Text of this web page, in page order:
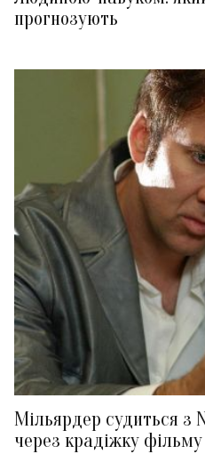
прогнозують
Мільярдер судиться з
через крадіжку